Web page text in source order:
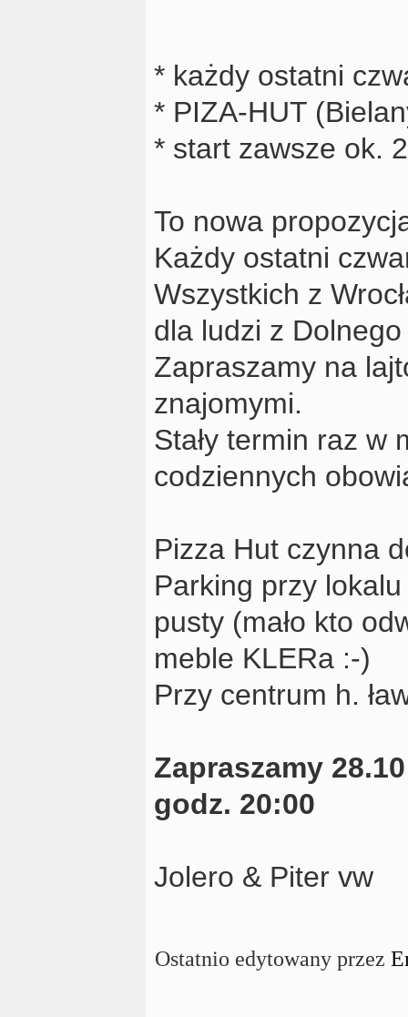
* każdy ostatni
* PIZA-HUT
* start zawsze ok.
To nowa
Każdy ostatni
Wszystkich z
dla ludzi z
Zapraszamy na
znajomymi.
Stały termin raz w
codziennych
Pizza Hut czynna
Parking przy
pusty (mało kto
meble KLERa :-)
Przy centrum h.
Zapraszamy 28.10
godz. 20:00
Jolero & Piter vw
Ostatnio edytowany przez